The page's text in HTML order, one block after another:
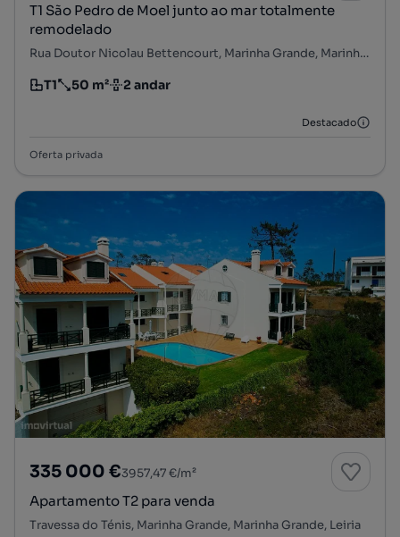
T1 São Pedro de Moel junto ao mar totalmente
remodelado
Rua Doutor Nicolau Bettencourt, Marinha Grande, Marinha Grande, Leiria
Tipologia
T1
Preço por metro quadrado
50 m²
Andar 2 andar
Destacado
Oferta privada
335 000 €3957,47 €/m²
Apartamento T2 para venda
Travessa do Ténis, Marinha Grande, Marinha Grande, Leiria